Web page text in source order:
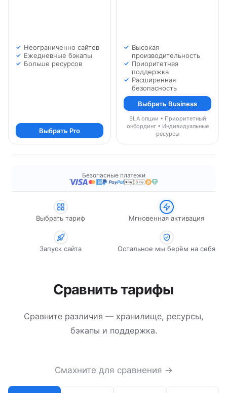
Неограниченно сайтов
Ежедневные бэкапы
Больше ресурсов
Выбрать Pro
Высокая
производительность
Приоритетная
поддержка
Расширенная
безопасность
Выбрать Business
SLA опции • Приоритетный
онбординг • Индивидуальные
ресурсы
Безопасные платежи
Выбрать тариф Мгновенная активация
Запуск сайта Остальное мы берём на себя
Сравнить тарифы
Сравните различия — хранилище, ресурсы,
бэкапы и поддержка.
Смахните для сравнения →